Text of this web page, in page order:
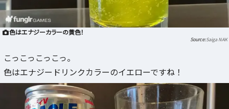
色はエナジーカラーの黄色！
Saiga NAK
こっこっこっこっ。
色はエナジードリンクカラーのイエローですね！